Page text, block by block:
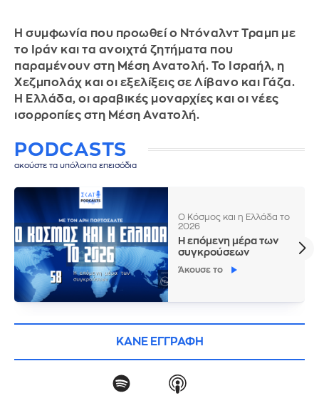
Η συμφωνία που προωθεί ο Ντόναλντ Τραμπ με
το Ιράν και τα ανοιχτά ζητήματα που
παραμένουν στη Μέση Ανατολή. Το Ισραήλ, η
Χεζμπολάχ και οι εξελίξεις σε Λίβανο και Γάζα.
Η Ελλάδα, οι αραβικές μοναρχίες και οι νέες
ισορροπίες στη Μέση Ανατολή.
PODCASTS
ακούστε τα υπόλοιπα επεισόδια
Ο Κόσμος και η Ελλάδα το
2026
Η επόμενη μέρα των
συγκρούσεων
Άκουσε το
ΚΑΝΕ ΕΓΓΡΑΦΗ